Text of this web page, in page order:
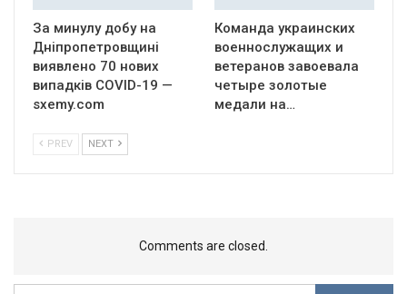
За минулу добу на
Дніпропетровщині
виявлено 70 нових
випадків COVID-19 —
sxemy.com
Команда украинских
военнослужащих и
ветеранов завоевала
четыре золотые
медали на…
PREV NEXT
Comments are closed.